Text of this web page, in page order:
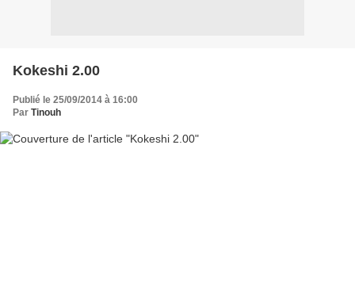
Kokeshi 2.00
Publié le 25/09/2014 à 16:00
Par Tinouh